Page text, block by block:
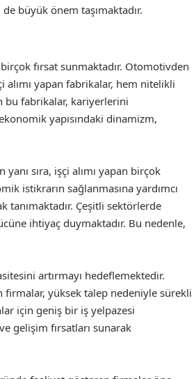
büyük önem taşımaktadır.
fırsat sunmaktadır. Otomotivden
yapan fabrikalar, hem nitelikli
bu fabrikalar, kariyerlerini
yapısındaki dinamizm,
sıra, işçi alımı yapan birçok
istikrarın sağlanmasına yardımcı
Çeşitli sektörlerde
ihtiyaç duymaktadır. Bu nedenle,
artırmayı hedeflemektedir.
yüksek talep nedeniyle sürekli
için geniş bir iş yelpazesi
gelişim fırsatları sunarak